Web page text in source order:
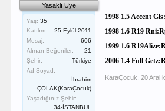
Yasaklı Üye
Yaş: 35
Katılım:
25 Eylül 2011
Mesaj:
606
Alınan Beğeniler:
21
Şehir:
Türkiye
Ad Soyad:
İbrahim
ÇOLAK(KaraÇocuk)
Yaşadığınız Şehir:
34-İSTANBUL
1998 1.5 Accent
1998 1.6 R19
1999 1.6
2006 1.4 Full
KaraÇocuk 20